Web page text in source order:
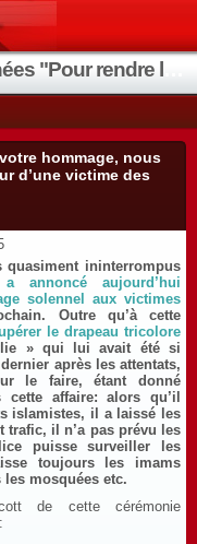
hommage, nous
d’une victime des
quasiment ininterrompus
annoncé aujourd’hui
solennel aux victimes
Outre qu’à cette
le drapeau tricolore
» qui lui avait été si
après les attentats,
le faire, étant donné
cette affaire: alors qu’il
islamistes, il a laissé les
trafic, il n’a pas prévu les
puisse surveiller les
toujours les imams
mosquées etc.
de cette cérémonie
: